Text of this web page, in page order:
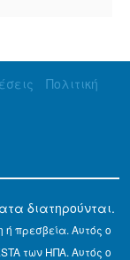
Πολιτική
διατηρούνται.
ή πρεσβεία. Αυτός ο
των ΗΠΑ. Αυτός ο